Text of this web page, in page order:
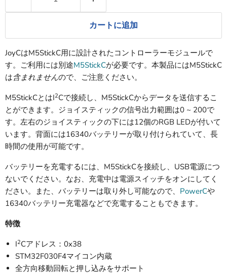
カートに追加
JoyCはM5StickC用に設計されたコントローラーモジュールで
す。ご利用には別途M5StickCが必要です。本製品にはM5StickC
は含まれませんので、ご注意ください。
M5StickCとはI2Cで接続し、M5StickCからデータを送信するこ
とができます。ジョイスティックの信号出力範囲は0 ~ 200で
す。左右のジョイスティックの下には12個のRGB LEDが付いて
います。背面には16340バッテリーが取り付けられていて、長
時間の使用が可能です。
バッテリーを充電するには、M5StickCを接続し、USB電源につ
ないでください。なお、充電中は電源スイッチをオンにしてく
ださい。また、バッテリーは取り外し可能なので、 PowerCや
16340バッテリー充電器などで充電することもできます。
特徴
I2Cアドレス：0x38
STM32F030F4マイコン内蔵
全方向移動回転と押し込みをサポート